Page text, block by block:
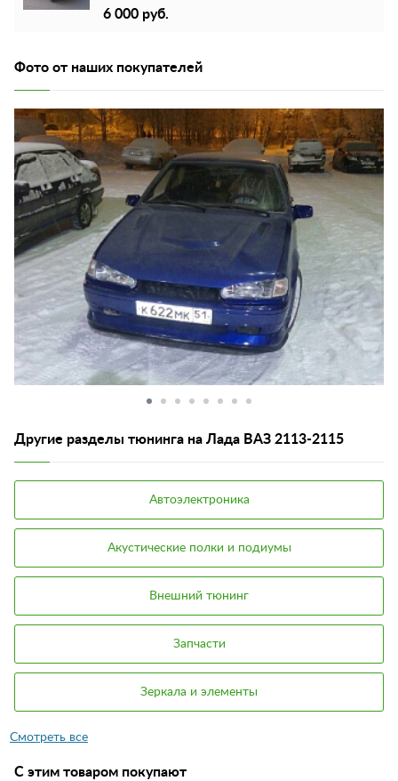
6 000 руб.
Фото от наших покупателей
Другие разделы тюнинга на Лада ВАЗ 2113-2115
Автоэлектроника
Акустические полки и подиумы
Внешний тюнинг
Запчасти
Зеркала и элементы
С этим товаром покупают